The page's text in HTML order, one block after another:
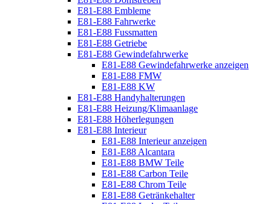
E81-E88 Embleme
E81-E88 Fahrwerke
E81-E88 Fussmatten
E81-E88 Getriebe
E81-E88 Gewindefahrwerke
E81-E88 Gewindefahrwerke anzeigen
E81-E88 FMW
E81-E88 KW
E81-E88 Handyhalterungen
E81-E88 Heizung/Klimaanlage
E81-E88 Höherlegungen
E81-E88 Interieur
E81-E88 Interieur anzeigen
E81-E88 Alcantara
E81-E88 BMW Teile
E81-E88 Carbon Teile
E81-E88 Chrom Teile
E81-E88 Getränkehalter